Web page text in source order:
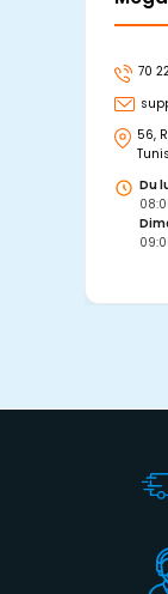
70
56,
Tunis
Du